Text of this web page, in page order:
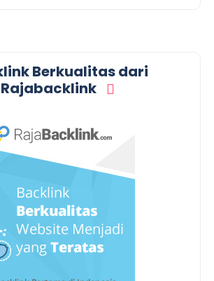
Berkualitas dari
Rajabacklink